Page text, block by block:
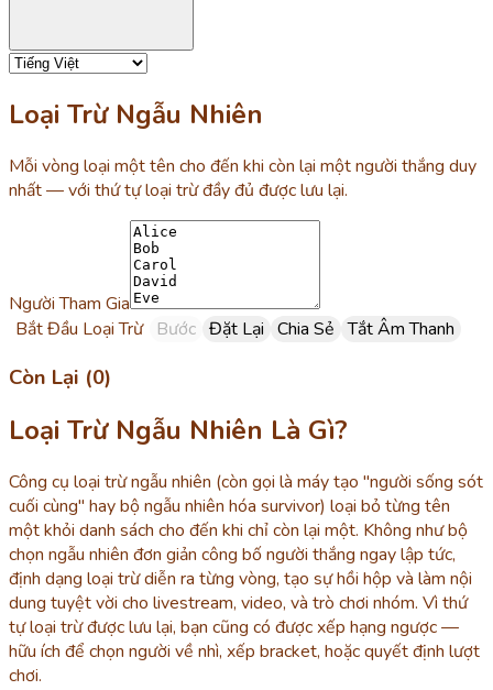
Loại Trừ Ngẫu Nhiên
Mỗi vòng loại một tên cho đến khi còn lại một người thắng duy
nhất — với thứ tự loại trừ đầy đủ được lưu lại.
Người Tham Gia
Bắt Đầu Loại Trừ
Bước Đặt Lại Chia Sẻ Tắt Âm Thanh
Còn Lại (0)
Loại Trừ Ngẫu Nhiên Là Gì?
Công cụ loại trừ ngẫu nhiên (còn gọi là máy tạo "người sống sót
cuối cùng" hay bộ ngẫu nhiên hóa survivor) loại bỏ từng tên
một khỏi danh sách cho đến khi chỉ còn lại một. Không như bộ
chọn ngẫu nhiên đơn giản công bố người thắng ngay lập tức,
định dạng loại trừ diễn ra từng vòng, tạo sự hồi hộp và làm nội
dung tuyệt vời cho livestream, video, và trò chơi nhóm. Vì thứ
tự loại trừ được lưu lại, bạn cũng có được xếp hạng ngược —
hữu ích để chọn người về nhì, xếp bracket, hoặc quyết định lượt
chơi.